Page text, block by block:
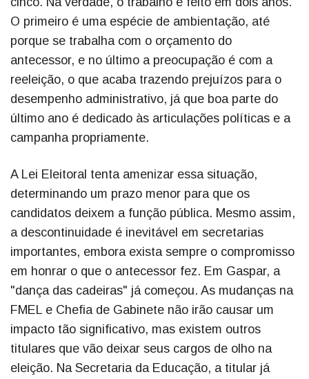
O primeiro é uma espécie de ambientação, até
porque se trabalha com o orçamento do
antecessor, e no último a preocupação é com a
reeleição, o que acaba trazendo prejuízos para o
desempenho administrativo, já que boa parte do
último ano é dedicado às articulações políticas e a
campanha propriamente.
A Lei Eleitoral tenta amenizar essa situação,
determinando um prazo menor para que os
candidatos deixem a função pública. Mesmo assim,
a descontinuidade é inevitável em secretarias
importantes, embora exista sempre o compromisso
em honrar o que o antecessor fez. Em Gaspar, a
"dança das cadeiras" já começou. As mudanças na
FMEL e Chefia de Gabinete não irão causar um
impacto tão significativo, mas existem outros
titulares que vão deixar seus cargos de olho na
eleição. Na Secretaria da Educação, a titular já